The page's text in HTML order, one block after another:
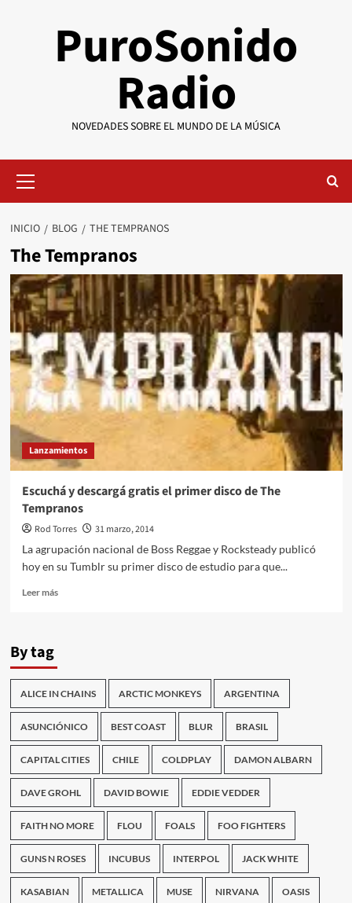
PuroSonido
Radio
NOVEDADES SOBRE EL MUNDO DE LA MÚSICA
primario
INICIO BLOG THE TEMPRANOS
The Tempranos
Lanzamientos
Escuchá y descargá gratis el primer disco de The
Tempranos
Rod Torres
31 marzo, 2014
La agrupación nacional de Boss Reggae y Rocksteady publicó
hoy en su Tumblr su primer disco de estudio para que...
Leer másLeer
descargá
gratis
el
primer
disco
de
The
By tag
ALICE IN CHAINS ARCTIC MONKEYS ARGENTINA
ASUNCIÓNICO BEST COAST BLUR BRASIL
CAPITAL CITIES CHILE COLDPLAY DAMON ALBARN
DAVE GROHL DAVID BOWIE EDDIE VEDDER
FAITH NO MORE FLOU FOALS FOO FIGHTERS
GUNS N ROSES INCUBUS INTERPOL JACK WHITE
KASABIAN METALLICA MUSE NIRVANA OASIS